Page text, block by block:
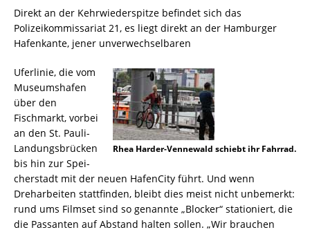
Direkt an der Kehrwiederspitze befindet sich das
Polizeikommis­sariat 21, es liegt direkt an der Hamburger
Hafenkante, jener unver­wechselbaren
Rhea Harder-Vennewald schiebt ihr Fahrrad.
Uferlinie, die vom
Museumshafen
über den
Fischmarkt, vorbei
an den St. Pauli-
Landungsbrücken
bis hin zur Spei­
cherstadt mit der neuen HafenCity führt. Und wenn
Dreharbeiten stattfinden, bleibt dies meist nicht unbemerkt:
rund ums Filmset sind so genannte „Blocker“ stationiert, die
die Passanten auf Abstand halten sollen. „Wir brauchen